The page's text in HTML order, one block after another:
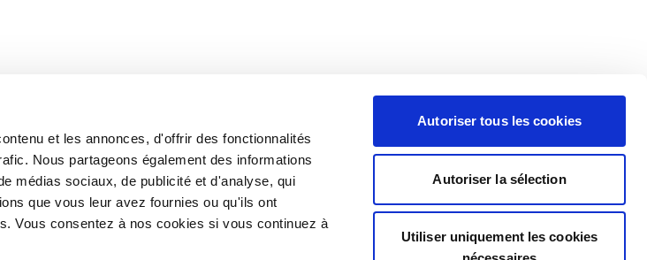
et les annonces, d'offrir des fonctionnalités
Nous partageons également des informations
médias sociaux, de publicité et d'analyse, qui
que vous leur avez fournies ou qu'ils ont
Vous consentez à nos cookies si vous continuez à
Autoriser tous les cookies
Autoriser la sélection
Utiliser uniquement les cookies